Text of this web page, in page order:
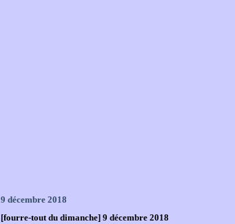
9 décembre 2018
[fourre-tout du dimanche] 9 décembre 2018